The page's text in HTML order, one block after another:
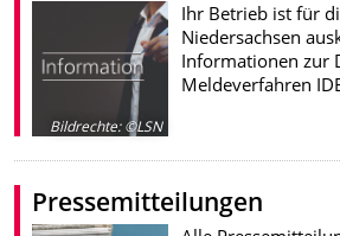
Bildrechte:©LSN
Ihr Betrieb ist für
Niedersachsen
Informationen zur
Meldeverfahren
Pressemitteilungen